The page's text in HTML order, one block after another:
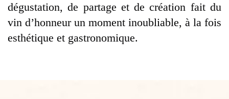
dégustation, de partage et de création fait du
vin d’honneur un moment inoubliable, à la fois
esthétique et gastronomique.